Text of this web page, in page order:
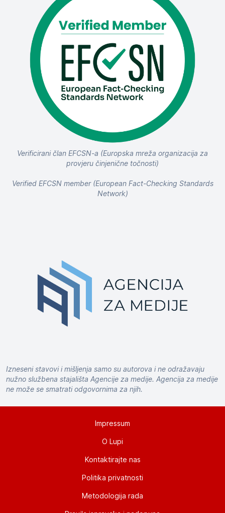
Verificirani član EFCSN-a (Europska mreža organizacija za
provjeru činjenične točnosti)
Verified EFCSN member (European Fact-Checking Standards
Network)
Izneseni stavovi i mišljenja samo su autorova i ne odražavaju
nužno službena stajališta Agencije za medije. Agencija za medije
ne može se smatrati odgovornima za njih.
Impressum
O Lupi
Kontaktirajte nas
Politika privatnosti
Metodologija rada